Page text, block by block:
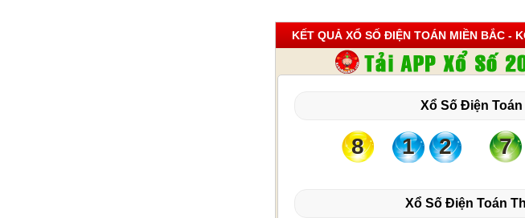
KẾT QUẢ XỔ SỐ ĐIỆN TOÁN MIỀN BẮC -
Xổ Số Điện Toán
8 1 2 7
Xổ Số Điện Toán